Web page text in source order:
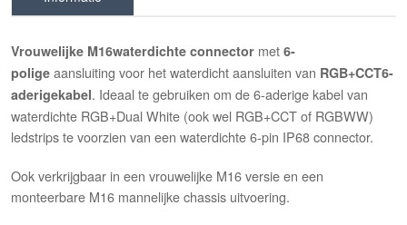
Vrouwelijke M16waterdichte connector met6-
poligeaansluiting voor het waterdicht aansluiten van RGB+CCT6-
aderigekabel. Ideaal te gebruiken om de 6-aderige kabel van
waterdichte RGB+Dual White (ook wel RGB+CCT of RGBWW)
ledstrips te voorzien van een waterdichte 6-pin IP68 connector.
Ook verkrijgbaar in een vrouwelijke M16 versie en een
monteerbare M16 mannelijke chassis uitvoering.